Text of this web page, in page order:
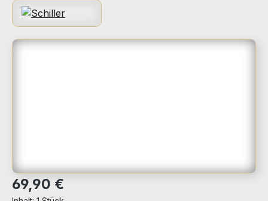
Bildergalerie überspringen
Regulärer Preis:
69,90 €